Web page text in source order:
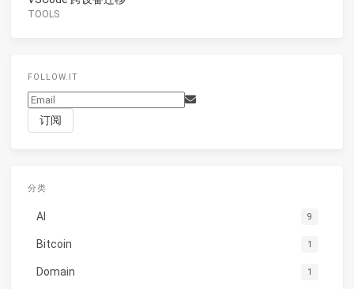
TOOLS
FOLLOW.IT
分类
AI 9
Bitcoin 1
Domain 1